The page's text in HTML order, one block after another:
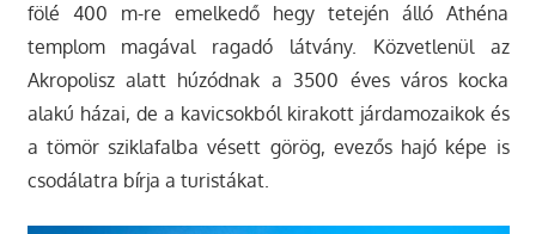
fölé 400 m-re emelkedő hegy tetején álló Athéna
templom magával ragadó látvány. Közvetlenül az
Akropolisz alatt húzódnak a 3500 éves város kocka
alakú házai, de a kavicsokból kirakott járdamozaikok és
a tömör sziklafalba vésett görög, evezős hajó képe is
csodálatra bírja a turistákat.